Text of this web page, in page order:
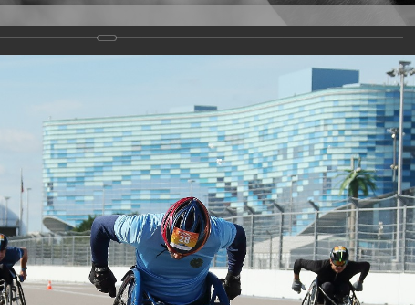
Задать вопрос
Версия для слабовидящих
Деятельность Базы данных